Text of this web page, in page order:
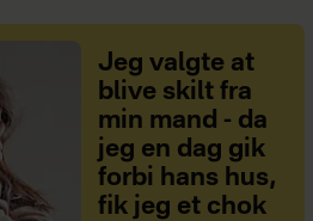
Jeg valgte at
blive skilt fra
min mand - da
jeg en dag gik
forbi hans hus,
fik jeg et chok